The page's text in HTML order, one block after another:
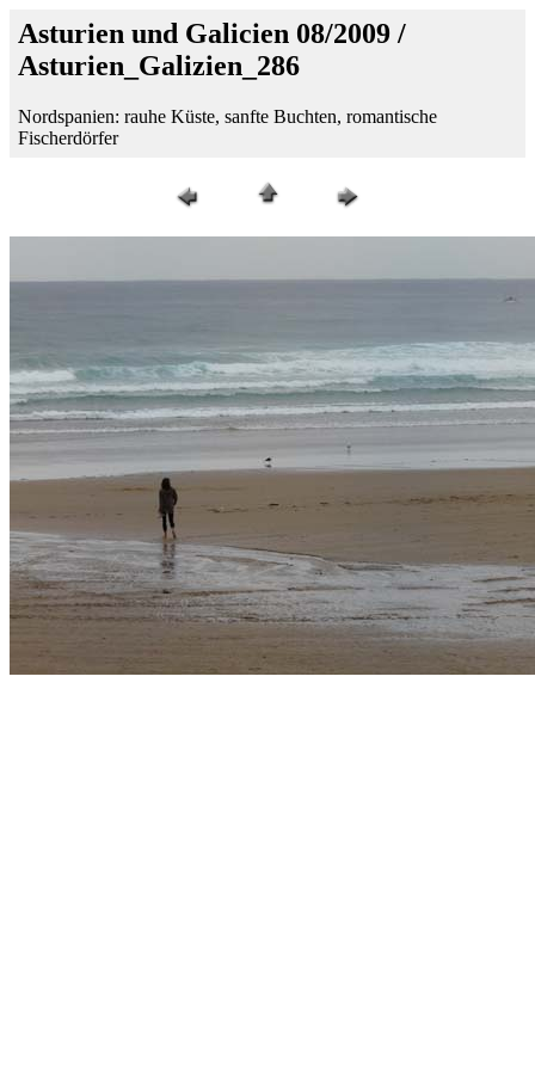
Asturien und Galicien 08/2009 /
Asturien_Galizien_286
Nordspanien: rauhe Küste, sanfte Buchten, romantische
Fischerdörfer